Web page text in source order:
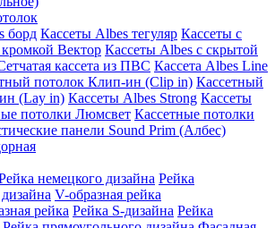
борд Кассеты Albes тегуляр Кассеты с
Вектор Кассеты Albes с скрытой
кассета из ПВС Кассета Albes Line
потолок Клип-ин (Clip in) Кассетный
(Lay in) Кассеты Albes Strong Кассеты
потолки Люмсвет Кассетные потолки
панели Sound Prim (Албес)
немецкого дизайна Рейка
V-образная рейка
рейка Рейка S-дизайна Рейка